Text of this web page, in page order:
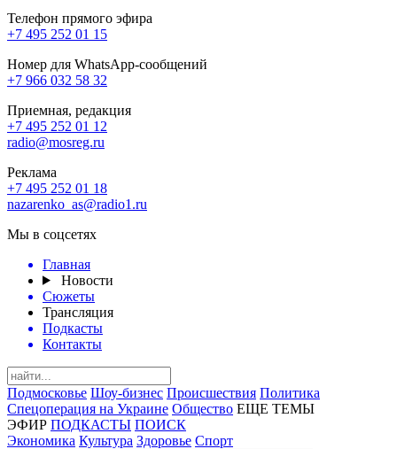
Телефон прямого эфира
+7 495 252 01 15
Номер для WhatsApp-сообщений
+7 966 032 58 32
Приемная, редакция
+7 495 252 01 12
radio@mosreg.ru
Реклама
+7 495 252 01 18
nazarenko_as@radio1.ru
Мы в соцсетях
Главная
Новости
Сюжеты
Трансляция
Подкасты
Контакты
Подмосковье Шоу-бизнес Происшествия Политика
Спецоперация на Украине Общество ЕЩЕ ТЕМЫ
ЭФИР ПОДКАСТЫ ПОИСК
Экономика Культура Здоровье Спорт